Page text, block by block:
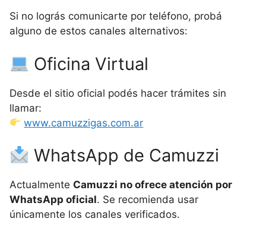
Si no lográs comunicarte por teléfono, probá
alguno de estos canales alternativos:
Oficina Virtual
Desde el sitio oficial podés hacer trámites sin
llamar:
www.camuzzigas.com.ar
WhatsApp de Camuzzi
Actualmente Camuzzi no ofrece atención por
WhatsApp oficial. Se recomienda usar
únicamente los canales verificados.